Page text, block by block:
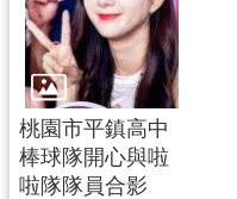
桃園市平鎮高中
棒球隊開心與啦
啦隊隊員合影